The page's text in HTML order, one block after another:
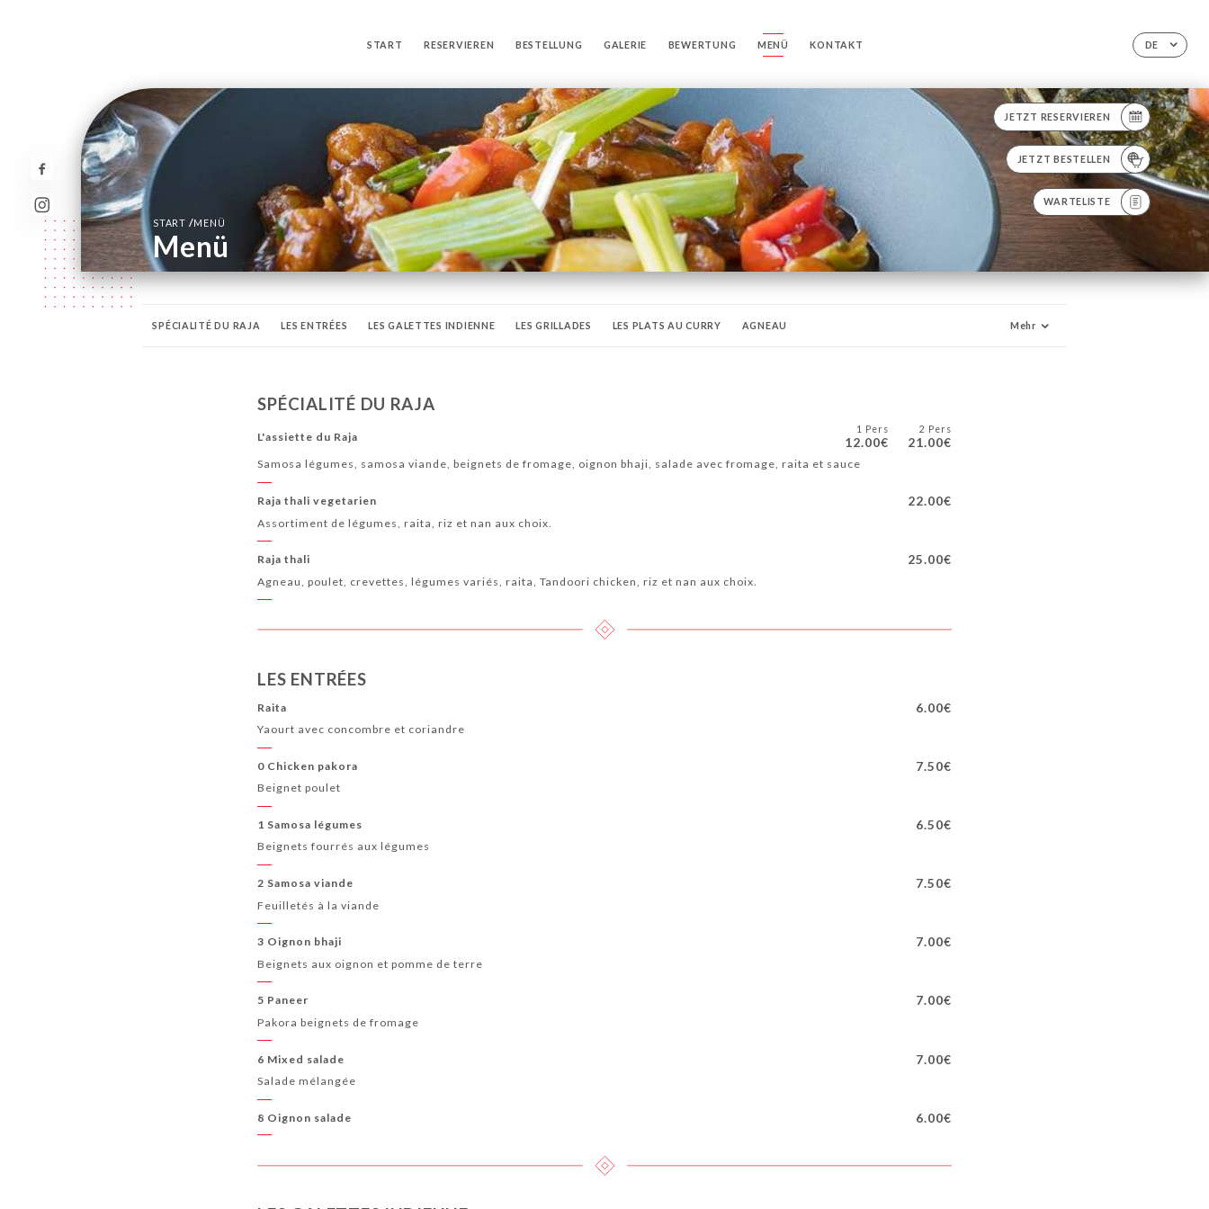
DE
START RESERVIEREN BESTELLUNG GALERIE BEWERTUNG MENÜ KONTAKT
JETZT RESERVIEREN
JETZT BESTELLEN
WARTELISTE
START /MENÜ
Menü
SPÉCIALITÉ DU RAJA LES ENTRÉES LES GALETTES INDIENNE LES GRILLADES LES PLATS AU CURRY AGNEAU
LES BOISSONS SANS ALCOOL LES APÉRITIFS & ALCOOLS
Mehr
SPÉCIALITÉ DU RAJA
L'assiette du Raja
1 Pers
12.00€
2 Pers
21.00€
Samosa légumes, samosa viande, beignets de fromage, oignon bhaji, salade avec fromage, raita et sauce
Raja thali vegetarien 22.00€
Assortiment de légumes, raita, riz et nan aux choix.
Raja thali 25.00€
Agneau, poulet, crevettes, légumes variés, raita, Tandoori chicken, riz et nan aux choix.
LES ENTRÉES
Raita 6.00€
Yaourt avec concombre et coriandre
0 Chicken pakora 7.50€
Beignet poulet
1 Samosa légumes 6.50€
Beignets fourrés aux légumes
2 Samosa viande 7.50€
Feuilletés à la viande
3 Oignon bhaji 7.00€
Beignets aux oignon et pomme de terre
5 Paneer 7.00€
Pakora beignets de fromage
6 Mixed salade 7.00€
Salade mélangée
8 Oignon salade 6.00€